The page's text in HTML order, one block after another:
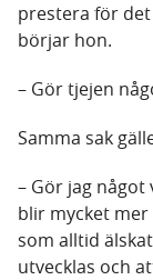
prestera för
börjar hon.
– Gör tjejen
Samma sak
– Gör jag något
blir mycket mer
som alltid
utvecklas och